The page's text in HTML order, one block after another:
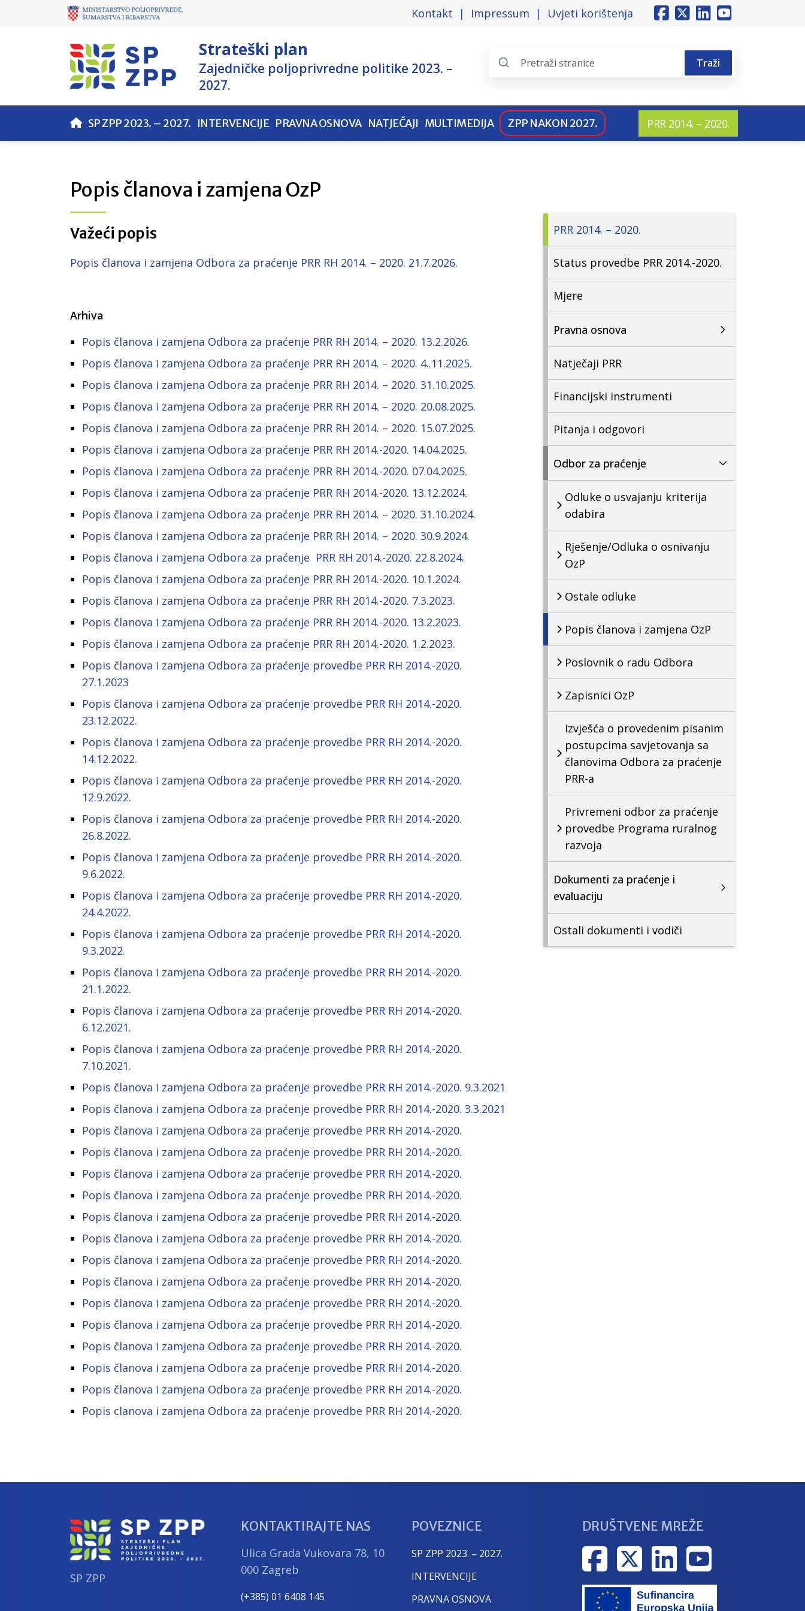
Kontakt Impressum Uvjeti korištenja
Strateški plan
Zajedničke poljoprivredne politike 2023. –
2027.
Search
pages
Traži
SP ZPP 2023. – 2027. INTERVENCIJE PRAVNA OSNOVA NATJEČAJI MULTIMEDIJA ZPP NAKON 2027. PRR 2014. – 2020.
Popis članova i zamjena OzP
Važeći popis
Popis članova i zamjena Odbora za praćenje PRR RH 2014. – 2020. 21.7.2026.
Arhiva
Popis članova i zamjena Odbora za praćenje PRR RH 2014. – 2020. 13.2.2026.
Popis članova i zamjena Odbora za praćenje PRR RH 2014. – 2020. 4..11.2025.
Popis članova i zamjena Odbora za praćenje PRR RH 2014. – 2020. 31.10.2025.
Popis članova i zamjena Odbora za praćenje PRR RH 2014. – 2020. 20.08.2025.
Popis članova i zamjena Odbora za praćenje PRR RH 2014. – 2020. 15.07.2025.
Popis članova i zamjena Odbora za praćenje PRR RH 2014.-2020. 14.04.2025.
Popis članova i zamjena Odbora za praćenje PRR RH 2014.-2020. 07.04.2025.
Popis članova i zamjena Odbora za praćenje PRR RH 2014.-2020. 13.12.2024.
Popis članova i zamjena Odbora za praćenje PRR RH 2014. – 2020. 31.10.2024.
Popis članova i zamjena Odbora za praćenje PRR RH 2014. – 2020. 30.9.2024.
Popis članova i zamjena Odbora za praćenje PRR RH 2014.-2020. 22.8.2024.
Popis članova i zamjena Odbora za praćenje PRR RH 2014.-2020. 10.1.2024.
Popis članova i zamjena Odbora za praćenje PRR RH 2014.-2020. 7.3.2023.
Popis članova i zamjena Odbora za praćenje PRR RH 2014.-2020. 13.2.2023.
Popis članova i zamjena Odbora za praćenje PRR RH 2014.-2020. 1.2.2023.
Popis članova i zamjena Odbora za praćenje provedbe PRR RH 2014.-2020.
27.1.2023
Popis članova i zamjena Odbora za praćenje provedbe PRR RH 2014.-2020.
23.12.2022.
Popis članova i zamjena Odbora za praćenje provedbe PRR RH 2014.-2020.
14.12.2022.
Popis članova i zamjena Odbora za praćenje provedbe PRR RH 2014.-2020.
12.9.2022.
Popis članova i zamjena Odbora za praćenje provedbe PRR RH 2014.-2020.
26.8.2022.
Popis članova i zamjena Odbora za praćenje provedbe PRR RH 2014.-2020.
9.6.2022.
Popis članova i zamjena Odbora za praćenje provedbe PRR RH 2014.-2020.
24.4.2022.
Popis članova i zamjena Odbora za praćenje provedbe PRR RH 2014.-2020.
9.3.2022.
Popis članova i zamjena Odbora za praćenje provedbe PRR RH 2014.-2020.
21.1.2022.
Popis članova i zamjena Odbora za praćenje provedbe PRR RH 2014.-2020.
6.12.2021.
Popis članova i zamjena Odbora za praćenje provedbe PRR RH 2014.-2020.
7.10.2021.
Popis članova i zamjena Odbora za praćenje provedbe PRR RH 2014.-2020. 9.3.2021
Popis članova i zamjena Odbora za praćenje provedbe PRR RH 2014.-2020. 3.3.2021
Popis članova i zamjena Odbora za praćenje provedbe PRR RH 2014.-2020.
Popis članova i zamjena Odbora za praćenje provedbe PRR RH 2014.-2020.
Popis članova i zamjena Odbora za praćenje provedbe PRR RH 2014.-2020.
Popis članova i zamjena Odbora za praćenje provedbe PRR RH 2014.-2020.
Popis članova i zamjena Odbora za praćenje provedbe PRR RH 2014.-2020.
Popis članova i zamjena Odbora za praćenje provedbe PRR RH 2014.-2020.
Popis članova i zamjena Odbora za praćenje provedbe PRR RH 2014.-2020.
Popis članova i zamjena Odbora za praćenje provedbe PRR RH 2014.-2020.
Popis članova i zamjena Odbora za praćenje provedbe PRR RH 2014.-2020.
Popis članova i zamjena Odbora za praćenje provedbe PRR RH 2014.-2020.
Popis članova i zamjena Odbora za praćenje provedbe PRR RH 2014.-2020.
Popis članova i zamjena Odbora za praćenje provedbe PRR RH 2014.-2020.
Popis članova i zamjena Odbora za praćenje provedbe PRR RH 2014.-2020.
Popis clanova i zamjena Odbora za praćenje provedbe PRR RH 2014.-2020.
PRR 2014. – 2020.
Status provedbe PRR 2014.-2020.
Mjere
Pravna osnova
Natječaji PRR
Financijski instrumenti
Pitanja i odgovori
Odbor za praćenje
Odluke o usvajanju kriterija
odabira
Rješenje/Odluka o osnivanju
OzP
Ostale odluke
Popis članova i zamjena OzP
Poslovnik o radu Odbora
Zapisnici OzP
Izvješća o provedenim pisanim
postupcima savjetovanja sa
članovima Odbora za praćenje
PRR-a
Privremeni odbor za praćenje
provedbe Programa ruralnog
razvoja
Dokumenti za praćenje i
evaluaciju
Ostali dokumenti i vodiči
SP ZPP
KONTAKTIRAJTE NAS
Ulica Grada Vukovara 78, 10
000 Zagreb
(+385) 01 6408 145
POVEZNICE
SP ZPP 2023. – 2027.
INTERVENCIJE
PRAVNA OSNOVA
DRUŠTVENE MREŽE